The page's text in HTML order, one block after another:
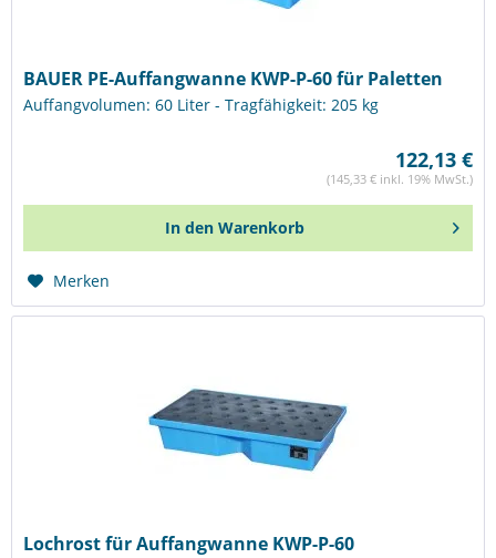
BAUER PE-Auffangwanne KWP-P-60 für Paletten
Auffangvolumen: 60 Liter - Tragfähigkeit: 205 kg
122,13 €
(145,33 € inkl. 19% MwSt.)
In den Warenkorb
Merken
Lochrost für Auffangwanne KWP-P-60